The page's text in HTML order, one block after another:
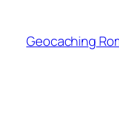
content
Geocaching